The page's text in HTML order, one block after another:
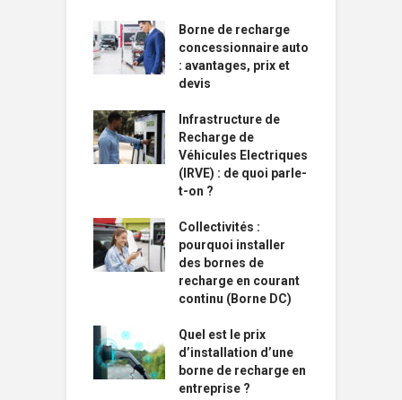
Borne de recharge
concessionnaire auto
: avantages, prix et
devis
Infrastructure de
Recharge de
Véhicules Electriques
(IRVE) : de quoi parle-
t-on ?
Collectivités :
pourquoi installer
des bornes de
recharge en courant
continu (Borne DC)
Quel est le prix
d’installation d’une
borne de recharge en
entreprise ?